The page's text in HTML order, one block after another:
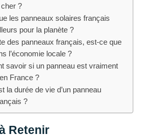
?
les panneaux solaires français
pour la planète ?
des panneaux français, est-ce que
l’économie locale ?
savoir si un panneau est vraiment
France ?
la durée de vie d’un panneau
?
Retenir